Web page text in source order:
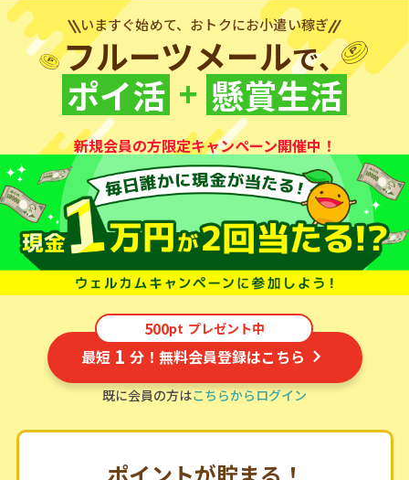
いますぐ始めて、おトクにお小遣い稼ぎ
フルーツメールで、
ポイ活 + 懸賞生活
新規会員の方限定キャンペーン開催中！
500pt プレゼント中
最短 1 分！無料会員登録はこちら
既に会員の方はこちらからログイン